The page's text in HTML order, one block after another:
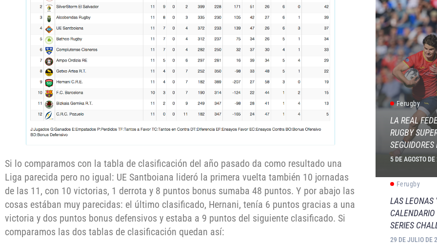
Si lo comparamos con la tabla de clasificación del año pasado da como resultado una
Liga parecida pero no igual: UE Santboiana lideró la primera vuelta también 10 jornadas
de las 11, con 10 victorias, 1 derrota y 8 puntos bonus sumaba 48 puntos. Y por abajo las
cosas estában muy parecidas: el último clasificado, Hernani, tenía 6 puntos gracias a una
victoria y dos puntos bonus defensivos y estaba a 9 puntos del siguiente clasificado. Si
comparamos las dos tablas de clasificación quedan así:
Ferugby
LA REAL
RUGBY
5 DE AGOSTO
Ferugby
LAS LEONAS
SERIES
29 DE JULIO DE